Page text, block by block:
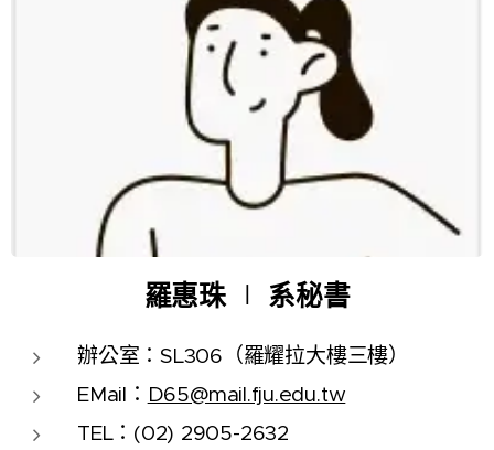
羅惠珠∣ 系秘書
辦公室：SL306（羅耀拉大樓三樓）
EMail： D65@mail.fju.edu.tw
TEL：(02) 2905-2632